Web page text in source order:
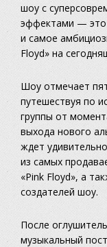
шоу с
эффектами — это
и самое
Floyd» на
Шоу отмечает
путешествуя по
группы от
выхода нового
ждет
из самых
«Pink Floyd», а
создателей шоу.
После
музыкальный